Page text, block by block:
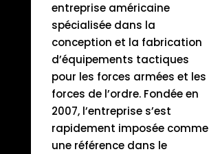
entreprise américaine
spécialisée dans la
conception et la fabrication
d’équipements tactiques
pour les forces armées et les
forces de l’ordre. Fondée en
2007, l’entreprise s’est
rapidement imposée comme
une référence dans le